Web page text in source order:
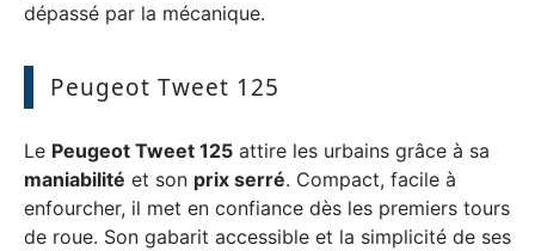
dépassé par la mécanique.
Peugeot Tweet 125
Le Peugeot Tweet 125 attire les urbains grâce à sa
maniabilité et son prix serré. Compact, facile à
enfourcher, il met en confiance dès les premiers tours
de roue. Son gabarit accessible et la simplicité de ses